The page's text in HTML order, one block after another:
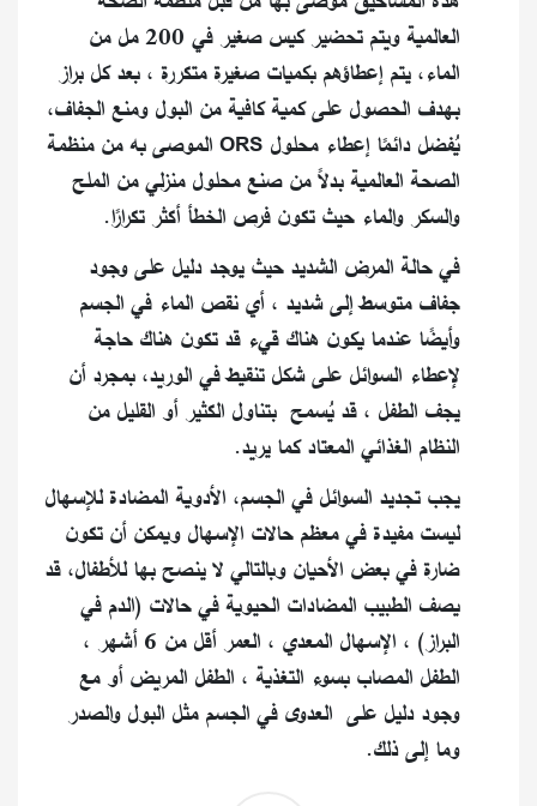
العالمية ويتم تحضير كيس صغير في 200 مل من
الماء، يتم إعطاؤهم بكميات صغيرة متكررة ، بعد كل براز
بهدف الحصول على كمية كافية من البول ومنع الجفاف،
يُفضل دائمًا إعطاء محلول ORS الموصى به من منظمة
الصحة العالمية بدلاً من صنع محلول منزلي من الملح
والسكر والماء حيث تكون فرص الخطأ أكثر تكرارًا.
في حالة المرض الشديد حيث يوجد دليل على وجود
جفاف متوسط ​​إلى شديد ، أي نقص الماء في الجسم
وأيضًا عندما يكون هناك قيء قد تكون هناك حاجة
لإعطاء السوائل على شكل تنقيط في الوريد، بمجرد أن
يجف الطفل ، قد يُسمح بتناول الكثير أو القليل من
النظام الغذائي المعتاد كما يريد.
يجب تجديد السوائل في الجسم، الأدوية المضادة للإسهال
ليست مفيدة في معظم حالات الإسهال ويمكن أن تكون
ضارة في بعض الأحيان وبالتالي لا ينصح بها للأطفال، قد
يصف الطبيب المضادات الحيوية في حالات (الدم في
البراز) ، الإسهال المعدي ، العمر أقل من 6 أشهر ،
الطفل المصاب بسوء التغذية ، الطفل المريض أو مع
وجود دليل على العدوى في الجسم مثل البول والصدر
وما إلى ذلك.